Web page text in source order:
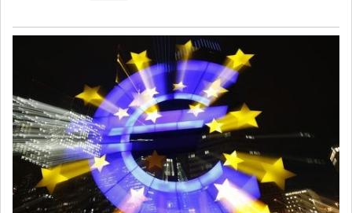
NOMINATIONS NOTATION
PRIVATISATION & OPV RAPPORTS DE GESTION
INDICATEURS
INTERMÉDIAIRES
DIVERS
OPINION ANALYSE MARCHÉ